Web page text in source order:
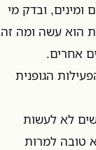
גזעים ומינים, ובדק מי
הוא עשה ומה זה
אחרים.
מהם בערך הפעילות הגופנית
לא לעשות
טובה למרות